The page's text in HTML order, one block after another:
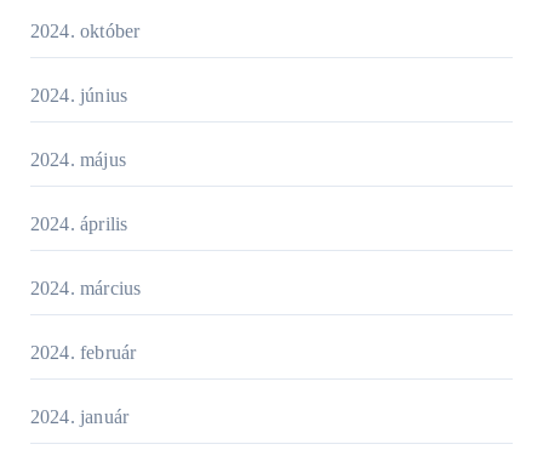
2024. október
2024. június
2024. május
2024. április
2024. március
2024. február
2024. január